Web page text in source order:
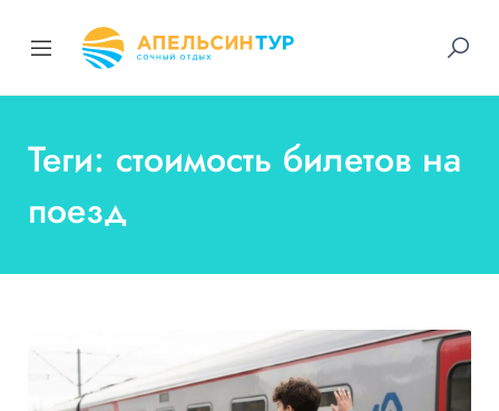
Теги: стоимость билетов на
поезд